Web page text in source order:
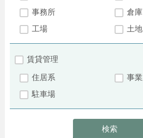
事務所
倉庫
工場
土地
賃貸管理
住居系
事
駐車場